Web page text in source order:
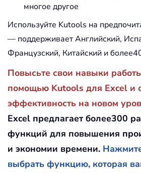
многое другое
Используйте Kutools на
— поддерживает Английский,
Французский, Китайский и
Повысьте свои навыки
помощью Kutools для Excel и
эффективность на новом
Excel предлагает более300
функций для повышения
и экономии времени.
выбрать функцию, которая